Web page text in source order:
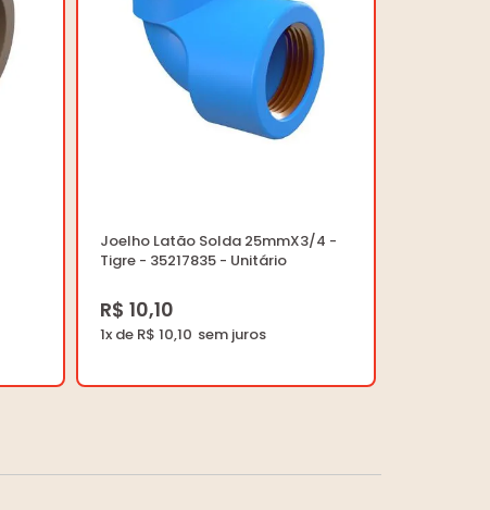
Joelho Latão Solda 25mmX3/4 -
Tigre - 35217835 - Unitário
R$ 10,10
1x de R$ 10,10